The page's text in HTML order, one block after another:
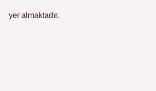
yer almaktadır.